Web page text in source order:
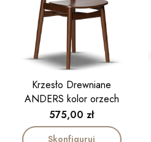
Krzesło Drewniane
ANDERS kolor orzech
Cena
575,00 zł
Skonfiguruj